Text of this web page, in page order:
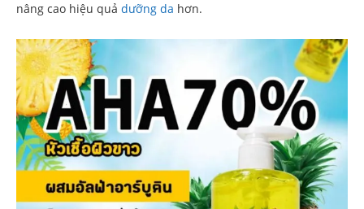
nâng cao hiệu quả dưỡng da hơn.